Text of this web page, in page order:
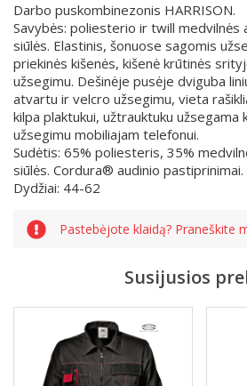
Darbo puskombinezonis HARRISON.
Savybės: poliesterio ir twill medvilnės
siūlės. Elastinis, šonuose sagomis
priekinės kišenės, kišenė krūtinės
užsegimu. Dešinėje pusėje dviguba
atvartu ir velcro užsegimu, vieta
kilpa plaktukui, užtrauktuku užsegama
užsegimu mobiliajam telefonui.
Sudėtis: 65% poliesteris, 35%
siūlės. Cordura® audinio pastiprinimai.
Dydžiai: 44-62
Pastebėjote klaidą? Praneškite
Susijusios